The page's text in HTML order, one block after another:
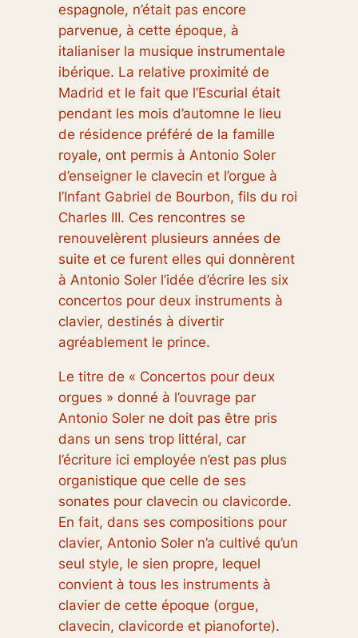
espagnole, n’était pas encore
parvenue, à cette époque, à
italianiserla musique instrumentale
ibérique. La relative proximité de
Madrid et le fait que l’Escurial était
pendant les mois d’automne le lieu
de résidence préféré de la famille
royale, ont permis à Antonio Soler
d’enseigner le clavecin et l’orgue à
l’Infant Gabriel de Bourbon, fils du roi
Charles III. Ces rencontres se
renouvelèrent plusieurs années de
suite et ce furent elles qui donnèrent
à Antonio Soler l’idée d’écrire les six
concertos pour deux instruments à
clavier, destinés à divertir
agréablement le prince.
Le titre de « Concertos pour deux
orgues » donné à l’ouvrage par
Antonio Soler ne doit pas être pris
dans un sens trop littéral, car
l’écriture ici employée n’est pas plus
organistique que celle de ses
sonates pour clavecin ou clavicorde.
En fait, dans ses compositions pour
clavier, Antonio Soler n’a cultivé qu’un
seul style, le sien propre, lequel
convient à tous les instruments à
clavier de cette époque (orgue,
clavecin, clavicorde et pianoforte).